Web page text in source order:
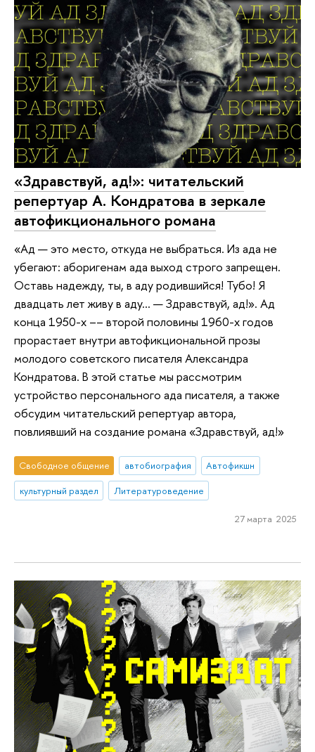
«Здравствуй, ад!»: читательский
репертуар А. Кондратова в зеркале
автофикционального романа
«Ад — это место, откуда не выбраться. Из ада не
убегают: аборигенам ада выход строго запрещен.
Оставь надежду, ты, в аду родившийся! Тубо! Я
двадцать лет живу в аду… — Здравствуй, ад!». Ад
конца 1950-х –– второй половины 1960-х годов
прорастает внутри автофикциональной прозы
молодого советского писателя Александра
Кондратова. В этой статье мы рассмотрим
устройство персонального ада писателя, а также
обсудим читательский репертуар автора,
повлиявший на создание романа «Здравствуй, ад!»
Свободное общение автобиография
Автофикшн
культурный раздел
Литературоведение
27 марта 2025